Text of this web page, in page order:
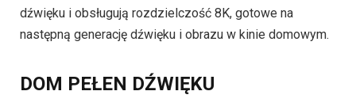
dźwięku i obsługują rozdzielczość 8K, gotowe na
następną generację dźwięku i obrazu w kinie domowym.
DOM PEŁEN DŹWIĘKU